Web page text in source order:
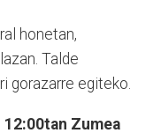
honetan,
Talde
gorazarre egiteko.
Zumea